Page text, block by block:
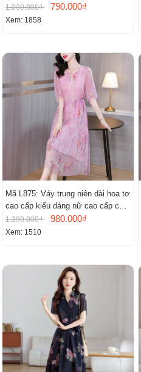
1.030.000₫ 790.000₫
Xem: 1858
Mã L875: Váy trung niên dài hoa tơ
cao cấp kiểu dáng nữ cao cấp cao
cấp thần
1.390.000₫ 980.000₫
Xem: 1510